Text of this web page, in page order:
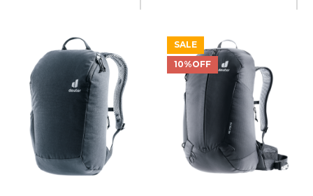
SALE
10%OFF